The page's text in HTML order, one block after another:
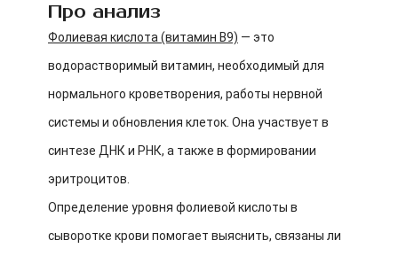
Про анализ
Фолиевая кислота (витамин B9) — это
водорастворимый витамин, необходимый для
нормального кроветворения, работы нервной
системы и обновления клеток. Она участвует в
синтезе ДНК и РНК, а также в формировании
эритроцитов.
Определение уровня фолиевой кислоты в
сыворотке крови помогает выяснить, связаны ли